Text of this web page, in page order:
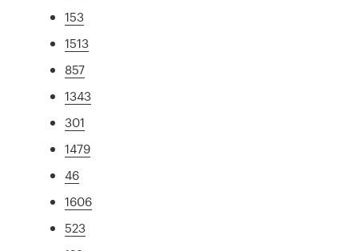
153
1513
857
1343
301
1479
46
1606
523